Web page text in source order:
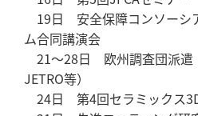
19日 安全保障コンソーシ
ム合同講演会
21～28日 欧州調査団派遣（
JETRO等）
24日 第4回セラミックス